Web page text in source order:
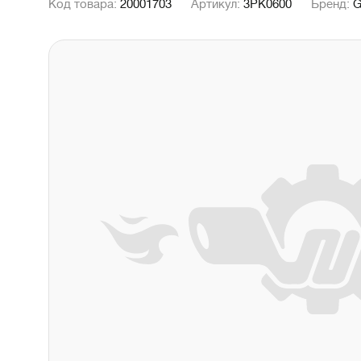
Код товара: 20001703 Артикул: 3PK0600 Бренд: